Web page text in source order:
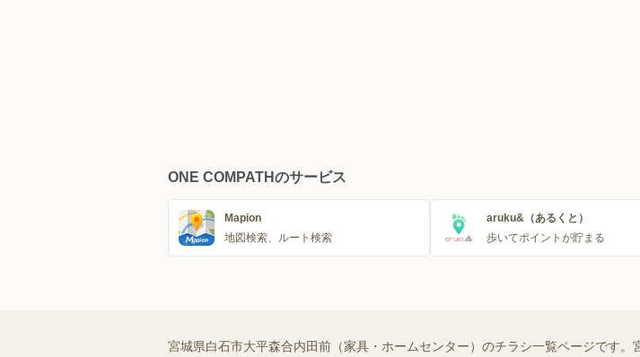
ONE COMPATHのサービス
Mapion
地図検索、ルート検索
aruku&（あるくと）
歩いてポイントが貯まる
宮城県白石市大平森合内田前（家具・ホームセンター）のチラシ一覧ページです